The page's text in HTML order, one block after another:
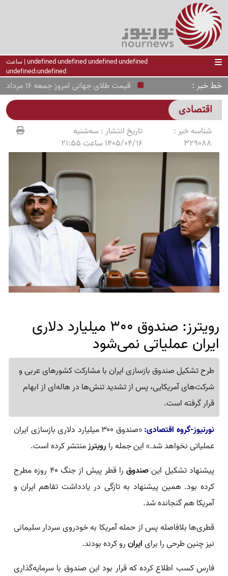
undefined undefined undefined undefined | ساعت
undefined:undefined
خط خبر قیمت طلای جهانی امروز جمعه 16 مرداد 1405 ؛ تحلیل بازار جهانی طلا در هفته آینده
اقتصادی
شناسه خبر :
329088
تاریخ انتشار :سه‌شنبه
1405/04/16 ساعت 21:55
رویترز: صندوق 300 میلیارد دلاری
ایران عملیاتی نمی‌شود
طرح تشکیل صندوق بازسازی ایران با مشارکت کشورهای عربی و
شرکت‌های آمریکایی، پس از تشدید تنش‌ها در هاله‌ای از ابهام
قرار گرفته است.
نورنیوز-گروه اقتصادی:
«صندوق ۳۰۰ میلیارد دلاری بازسازی ایران
عملیاتی نخواهد شد.» این جمله را رویترزمنتشر کرده است.
پیشنهاد تشکیل اینصندوق
را قطر پیش از جنگ ۴۰ روزه مطرح
کرده بود. همین پیشنهاد به تازگی در یادداشت تفاهم ایران و
آمریکا هم گنجانده شد.
قطری‌ها بلافاصله پس از حمله آمریکا به خودروی سردار سلیمانی
نیز چنین طرحی را برایایرانرو کرده بودند.
فارس کسب اطلاع کرده که قرار بود این صندوق با سرمایه‌گذاری